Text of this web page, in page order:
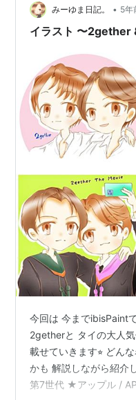
在できるMM2Hという
してしまい、すぐの取
みーゆま日記。 • 5年
イラスト 〜
今回は 今までibisPaint
2getherと タイの大人
載せていきます⭐︎ どん
かも 解説しながら紹
第7世代 ★アップル /